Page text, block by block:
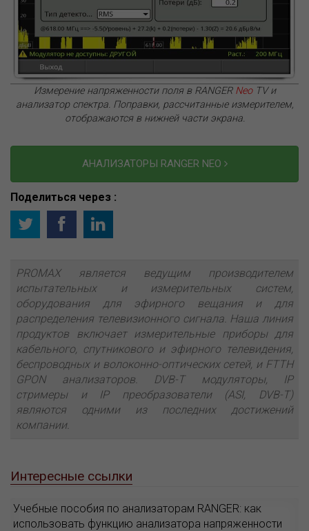
Измерение напряженности поля в RANGER NeoTV и
анализатор спектра. Поправки, рассчитанные измерителем,
отображаются в нижней части экрана.
АНАЛИЗАТОРЫ RANGER NEO
Поделиться через :
PROMAX является ведущим производителем
испытательных и измерительных систем,
оборудования для эфирного вещания и для
распределения телевизионного сигнала. Наша линия
продуктов включает измерительные приборы для
кабельного, спутникового и эфирного телевидения,
беспроводных и волоконно-оптических сетей, и FTTH
GPON анализаторов. DVB-T модуляторы, IP
стримеры и IP преобразователи (ASI, DVB-T)
являются одними из последних достижений
компании.
Интересные ссылки
Учебные пособия по анализаторам RANGER: как
использовать функцию анализатора напряженности